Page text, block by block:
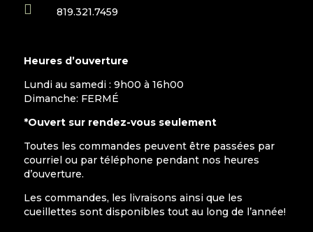
 819.321.7459
Heures d’ouverture
Lundi au samedi : 9h00 à 16h00
Dimanche: FERMÉ
*Ouvert sur rendez-vous seulement
Toutes les commandes peuvent être passées par
courriel ou par téléphone pendant nos heures
d’ouverture.
Les commandes, les livraisons ainsi que les
cueillettes sont disponibles tout au long de l’année!